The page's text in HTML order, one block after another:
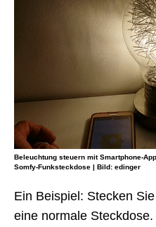
Beleuchtung steuern mit Smartphone-
Somfy-Funksteckdose | Bild: edinger
Ein Beispiel: Stecken
eine normale